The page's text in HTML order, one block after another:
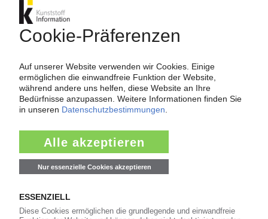
POLYMERPREISE
Produktionsdrosselungen aufgrund mauer
Nachfrage / Offspec-Material drückt zusätzlich
auf Notierungen